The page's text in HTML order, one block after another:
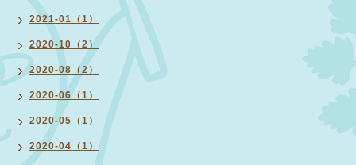
2021-01（1）
2020-10（2）
2020-08（2）
2020-06（1）
2020-05（1）
2020-04（1）